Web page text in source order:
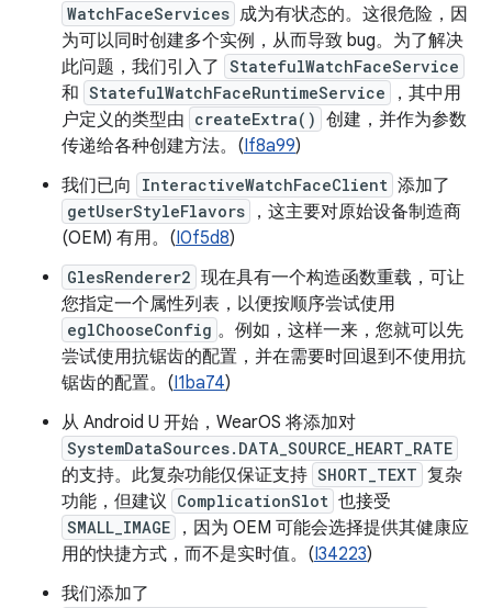
WatchFaceServices 成为有状态的。这很危险，因
为可以同时创建多个实例，从而导致 bug。为了解决
此问题，我们引入了 StatefulWatchFaceService
和 StatefulWatchFaceRuntimeService
，其中用
户定义的类型由 createExtra() 创建，并作为参数
传递给各种创建方法。(If8a99)
我们已向
InteractiveWatchFaceClient 添加了
getUserStyleFlavors
，这主要对原始设备制造商
(OEM) 有用。(I0f5d8)
GlesRenderer2 现在具有一个构造函数重载，可让
您指定一个属性列表，以便按顺序尝试使用
eglChooseConfig 。例如，这样一来，您就可以先
尝试使用抗锯齿的配置，并在需要时回退到不使用抗
锯齿的配置。(I1ba74)
从 Android U 开始，WearOS 将添加对
SystemDataSources.DATA_SOURCE_HEART_RATE
的支持。此复杂功能仅保证支持 SHORT_TEXT 复杂
功能，但建议 ComplicationSlot 也接受
SMALL_IMAGE
，因为 OEM 可能会选择提供其健康应
用的快捷方式，而不是实时值。(I34223)
我们添加了